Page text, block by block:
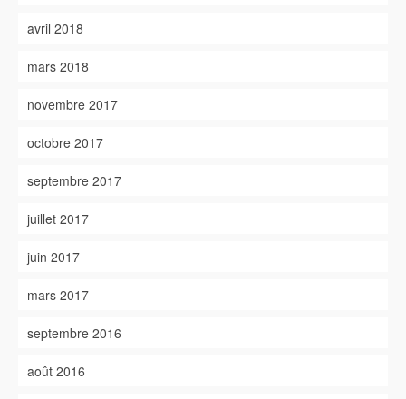
avril 2018
mars 2018
novembre 2017
octobre 2017
septembre 2017
juillet 2017
juin 2017
mars 2017
septembre 2016
août 2016